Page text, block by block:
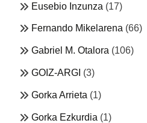
Eusebio Inzunza (17)
Fernando Mikelarena (66)
Gabriel M. Otalora (106)
GOIZ-ARGI (3)
Gorka Arrieta (1)
Gorka Ezkurdia (1)